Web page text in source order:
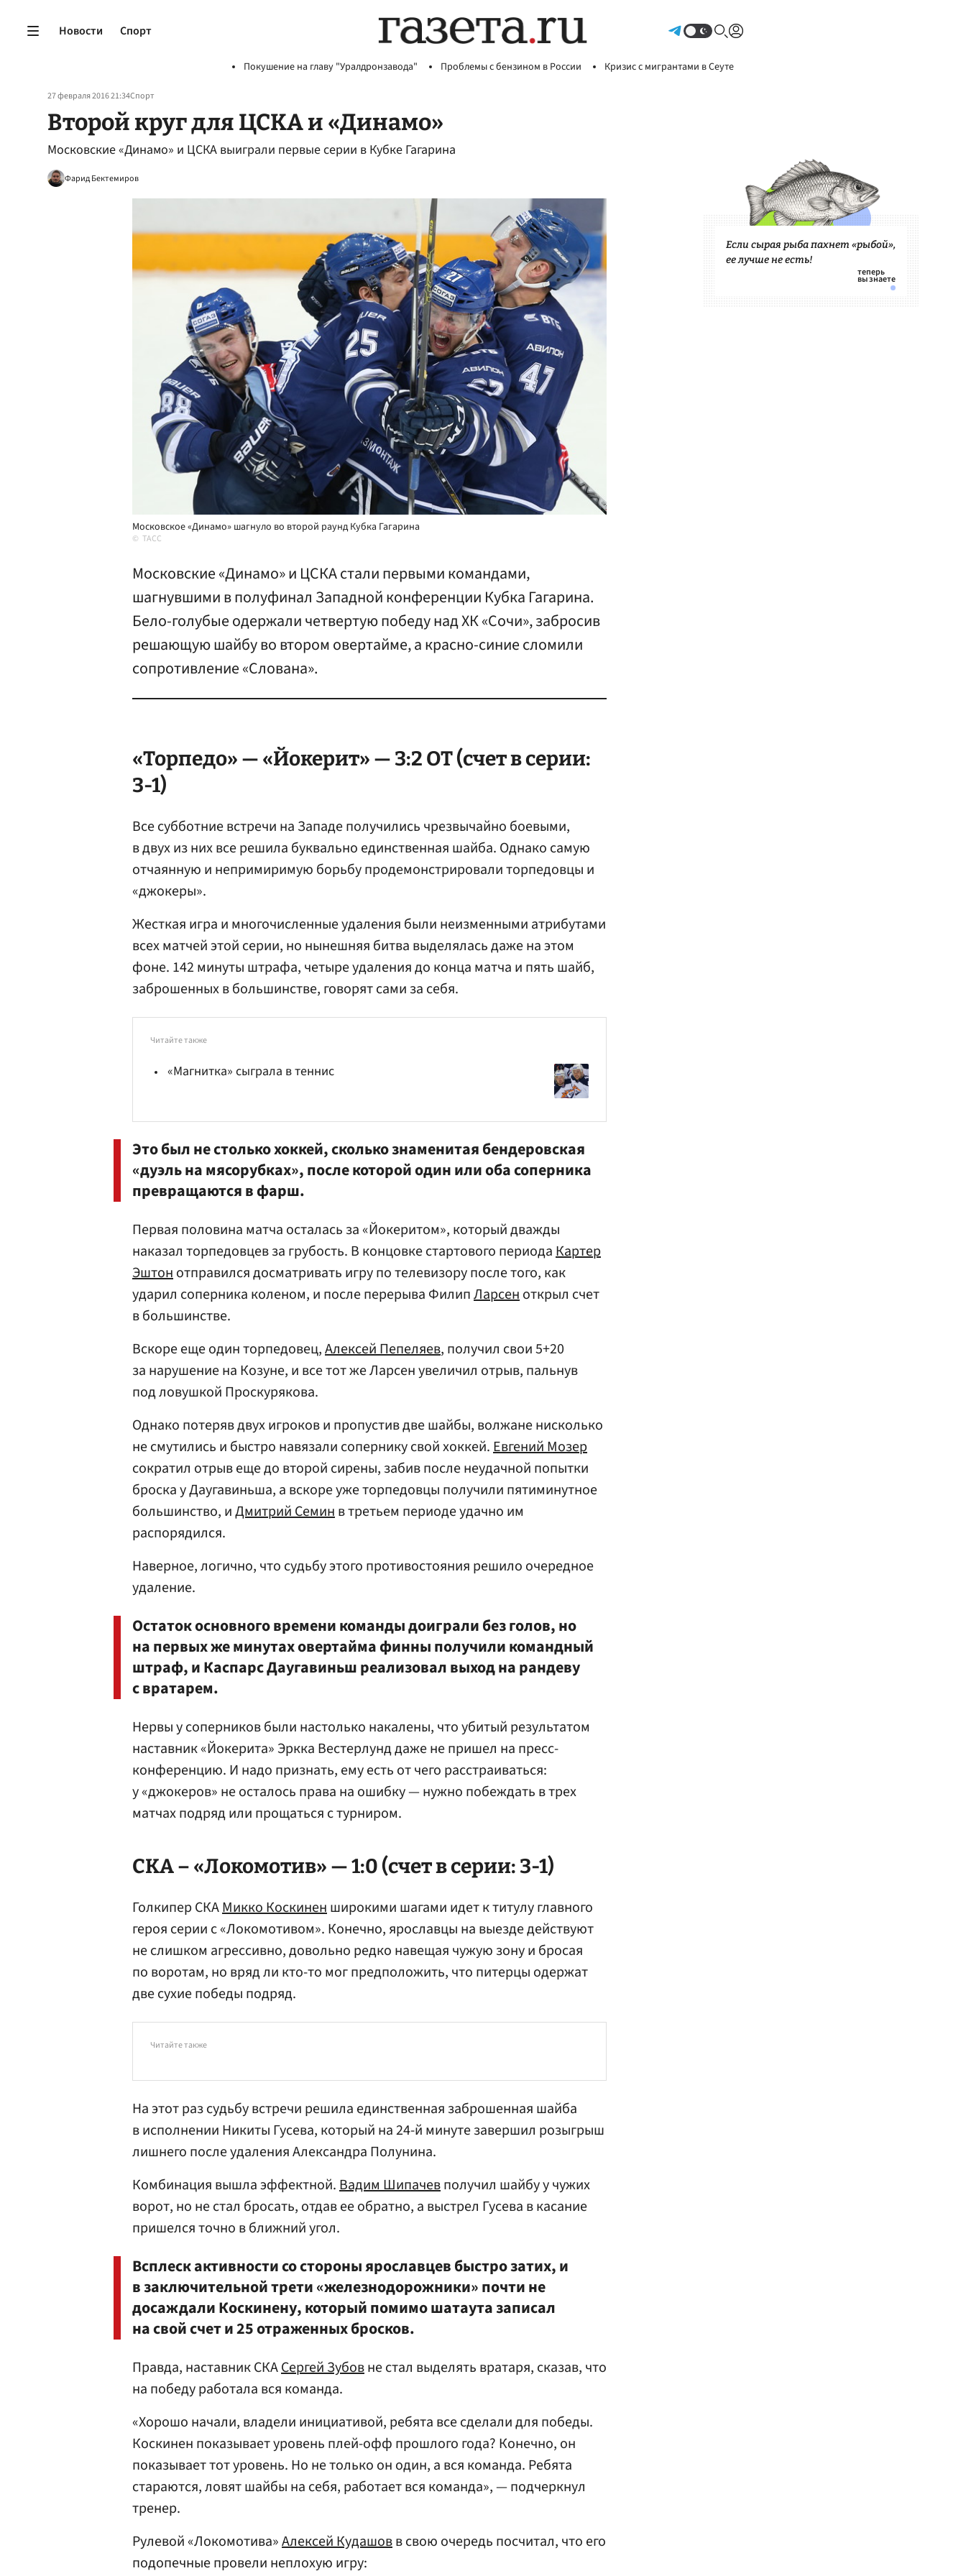
Новости Спорт
Покушение на главу "Уралдронзавода" Проблемы с бензином в России Кризис с мигрантами в Сеуте
27 февраля 2016 21:34Спорт
Второй круг для ЦСКА и «Динамо»
Московские «Динамо» и ЦСКА выиграли первые серии в Кубке Гагарина
Фарид Бектемиров
Московское «Динамо» шагнуло во второй раунд Кубка Гагарина
ТАСС
Московские «Динамо» и ЦСКА стали первыми командами,
шагнувшими в полуфинал Западной конференции Кубка Гагарина.
Бело-голубые одержали четвертую победу над ХК «Сочи», забросив
решающую шайбу во втором овертайме, а красно-синие сломили
сопротивление «Слована».
«Торпедо» — «Йокерит» — 3:2 ОТ (счет в серии:
3-1)
Все субботние встречи на Западе получились чрезвычайно боевыми,
в двух из них все решила буквально единственная шайба. Однако самую
отчаянную и непримиримую борьбу продемонстрировали торпедовцы и
«джокеры».
Жесткая игра и многочисленные удаления были неизменными атрибутами
всех матчей этой серии, но нынешняя битва выделялась даже на этом
фоне. 142 минуты штрафа, четыре удаления до конца матча и пять шайб,
заброшенных в большинстве, говорят сами за себя.
Читайте также
«Магнитка» сыграла в теннис
Это был не столько хоккей, сколько знаменитая бендеровская
«дуэль на мясорубках», после которой один или оба соперника
превращаются в фарш.
Первая половина матча осталась за «Йокеритом», который дважды
наказал торпедовцев за грубость. В концовке стартового периодаКартер
Эштонотправился досматривать игру по телевизору после того, как
ударил соперника коленом, и после перерыва ФилипЛарсеноткрыл счет
в большинстве.
Вскоре еще один торпедовец,Алексей Пепеляев, получил свои 5+20
за нарушение на Козуне, и все тот же Ларсен увеличил отрыв, пальнув
под ловушкой Проскурякова.
Однако потеряв двух игроков и пропустив две шайбы, волжане нисколько
не смутились и быстро навязали сопернику свой хоккей.Евгений Мозер
сократил отрыв еще до второй сирены, забив после неудачной попытки
броска у Даугавиньша, а вскоре уже торпедовцы получили пятиминутное
большинство, иДмитрий Семинв третьем периоде удачно им
распорядился.
Наверное, логично, что судьбу этого противостояния решило очередное
удаление.
Остаток основного времени команды доиграли без голов, но
на первых же минутах овертайма финны получили командный
штраф, и Каспарс Даугавиньш реализовал выход на рандеву
с вратарем.
Нервы у соперников были настолько накалены, что убитый результатом
наставник «Йокерита» Эркка Вестерлунд даже не пришел на пресс-
конференцию. И надо признать, ему есть от чего расстраиваться:
у «джокеров» не осталось права на ошибку — нужно побеждать в трех
матчах подряд или прощаться с турниром.
СКА – «Локомотив» — 1:0 (счет в серии: 3-1)
Голкипер СКАМикко Коскиненширокими шагами идет к титулу главного
героя серии с «Локомотивом». Конечно, ярославцы на выезде действуют
не слишком агрессивно, довольно редко навещая чужую зону и бросая
по воротам, но вряд ли кто-то мог предположить, что питерцы одержат
две сухие победы подряд.
Читайте также
На этот раз судьбу встречи решила единственная заброшенная шайба
в исполнении Никиты Гусева, который на 24-й минуте завершил розыгрыш
лишнего после удаленияАлександра Полунина.
Комбинация вышла эффектной.Вадим Шипачевполучил шайбу у чужих
ворот, но не стал бросать, отдав ее обратно, а выстрел Гусева в касание
пришелся точно в ближний угол.
Всплеск активности со стороны ярославцев быстро затих, и
в заключительной трети «железнодорожники» почти не
досаждали Коскинену, который помимо шатаута записал
на свой счет и 25 отраженных бросков.
Правда, наставник СКАСергей Зубовне стал выделять вратаря, сказав, что
на победу работала вся команда.
«Хорошо начали, владели инициативой, ребята все сделали для победы.
Коскинен показывает уровень плей-офф прошлого года? Конечно, он
показывает тот уровень. Но не только он один, а вся команда. Ребята
стараются, ловят шайбы на себя, работает вся команда», — подчеркнул
тренер.
Рулевой «Локомотива»Алексей Кудашовв свою очередь посчитал, что его
подопечные провели неплохую игру:
Если сырая рыба пахнет «рыбой»,
ее лучше не есть!